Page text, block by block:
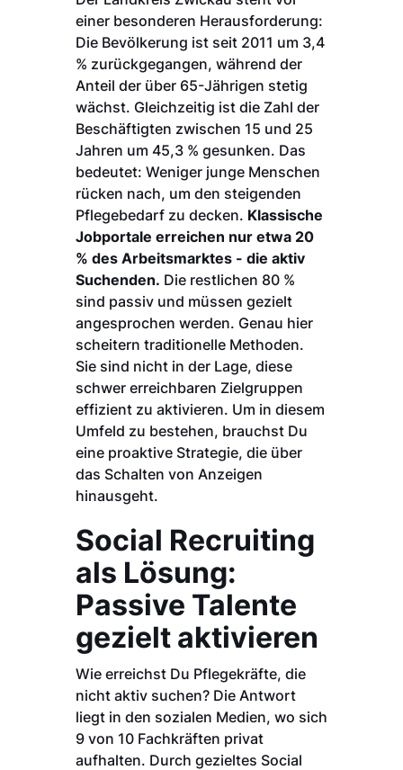
einer besonderen Herausforderung:
Die Bevölkerung ist seit 2011 um 3,4
% zurückgegangen, während der
Anteil der über 65-Jährigen stetig
wächst. Gleichzeitig ist die Zahl der
Beschäftigten zwischen 15 und 25
Jahren um 45,3 % gesunken. Das
bedeutet: Weniger junge Menschen
rücken nach, um den steigenden
Pflegebedarf zu decken. Klassische
Jobportale erreichen nur etwa 20
% des Arbeitsmarktes - die aktiv
Suchenden. Die restlichen 80 %
sind passiv und müssen gezielt
angesprochen werden. Genau hier
scheitern traditionelle Methoden.
Sie sind nicht in der Lage, diese
schwer erreichbaren Zielgruppen
effizient zu aktivieren. Um in diesem
Umfeld zu bestehen, brauchst Du
eine proaktive Strategie, die über
das Schalten von Anzeigen
hinausgeht.
Social Recruiting
als Lösung:
Passive Talente
gezielt aktivieren
Wie erreichst Du Pflegekräfte, die
nicht aktiv suchen? Die Antwort
liegt in den sozialen Medien, wo sich
9 von 10 Fachkräften privat
aufhalten. Durch gezieltes Social